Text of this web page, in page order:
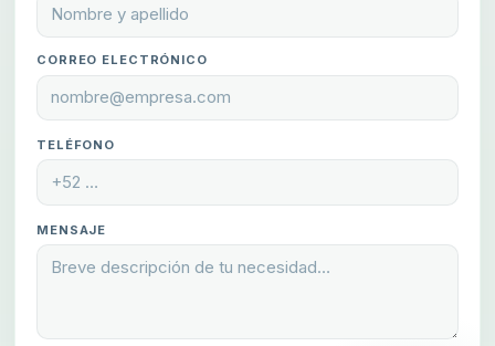
CORREO ELECTRÓNICO
TELÉFONO
MENSAJE